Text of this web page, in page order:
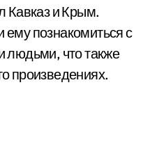
Кавказ и Крым.
познакомиться с
людьми, что также
произведениях.